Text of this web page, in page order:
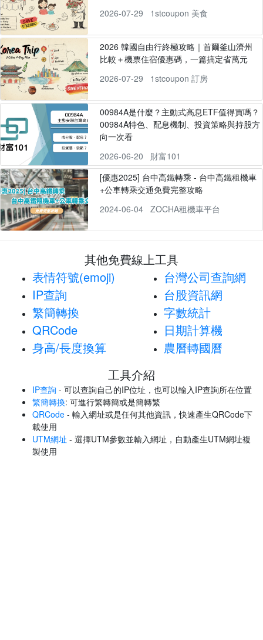
2026-07-29
1stcoupon 美食
2026 韓國自由行終極攻略｜首爾釜山濟州
比較＋機票住宿優惠碼，一篇搞定省萬元
2026-07-29
1stcoupon 訂房
00984A是什麼？主動式高息ETF值得買嗎？
00984A特色、配息機制、投資策略與持股方
向一次看
2026-06-20
財富101
[優惠2025] 台中高鐵轉乘 - 台中高鐵租機車
+公車轉乘交通免費完整攻略
2024-06-04
ZOCHA租機車平台
其他免費線上工具
表情符號(emoji)
IP查詢
繁簡轉換
QRCode
身高/長度換算
台灣公司查詢網
台股資訊網
字數統計
日期計算機
農曆轉國曆
工具介紹
IP查詢 - 可以查詢自己的IP位址，也可以輸入IP查詢所在位置
繁簡轉換: 可進行繁轉簡或是簡轉繁
QRCode - 輸入網址或是任何其他資訊，快速產生QRCode下
載使用
UTM網址 - 選擇UTM參數並輸入網址，自動產生UTM網址複
製使用